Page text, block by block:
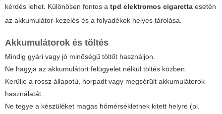
kérdés lehet. Különösen fontos a tpd elektromos cigaretta esetén
az akkumulátor-kezelés és a folyadékok helyes tárolása.
Akkumulátorok és töltés
Mindig gyári vagy jó minőségű töltőt használjon.
Ne hagyja az akkumulátort felügyelet nélkül töltés közben.
Kerülje a rossz állapotú, horpadt vagy megsérült akkumulátorok
használatát.
Ne tegye a készüléket magas hőmérsékletnek kitett helyre (pl.